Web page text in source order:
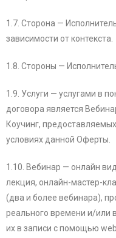
1.7. Сторона —
зависимости от контекста.
1.8. Стороны —
1.9. Услуги — услугами в
договора является
Коучинг,
условиях данной Оферты.
1.10. Вебинар — онлайн
лекция, онлайн-мастер-
(два и более вебинара),
реального времени и/или
их в записи с помощью